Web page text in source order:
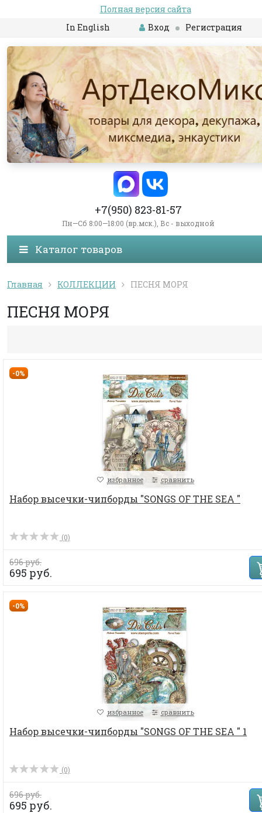
Полная версия сайта
In English
Вход Регистрация
+7(950) 823-81-57
Пн—Сб 8:00—18:00 (вр.мск.), Вс - выходной
Каталог товаров
Главная КОЛЛЕКЦИИ ПЕСНЯ МОРЯ
ПЕСНЯ МОРЯ
-0%
избранное сравнить
Набор высечки-чипборды "SONGS OF THE SEA "
(0)
696 руб.
695 руб.
-0%
избранное сравнить
Набор высечки-чипборды "SONGS OF THE SEA " 1
(0)
696 руб.
695 руб.